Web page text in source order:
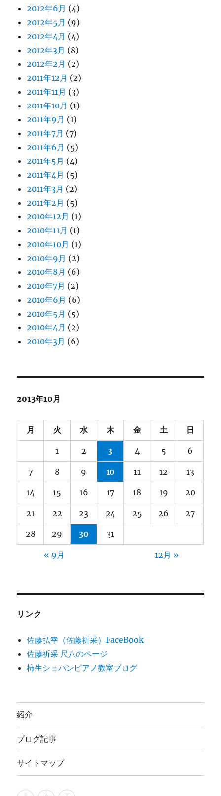
2012年6月 (4)
2012年5月 (9)
2012年4月 (4)
2012年3月 (8)
2012年2月 (2)
2011年12月 (2)
2011年11月 (3)
2011年10月 (1)
2011年9月 (1)
2011年7月 (7)
2011年6月 (5)
2011年5月 (4)
2011年4月 (5)
2011年3月 (2)
2011年2月 (5)
2010年12月 (1)
2010年11月 (1)
2010年10月 (1)
2010年9月 (2)
2010年8月 (6)
2010年7月 (2)
2010年6月 (6)
2010年5月 (5)
2010年4月 (2)
2010年3月 (6)
2013年10月
月 火 水 木 金 土 日
1 2 3 4 5 6
7 8 9 10 11 12 13
14 15 16 17 18 19 20
21 22 23 24 25 26 27
28 29 30 31
« 9月 12月 »
リンク
佐藤弘幸（佐藤祈采）FaceBook
佐藤祈采 尺八のページ
柿生ショパンピアノ教室ブログ
紹介
ブログ記事
サイトマップ